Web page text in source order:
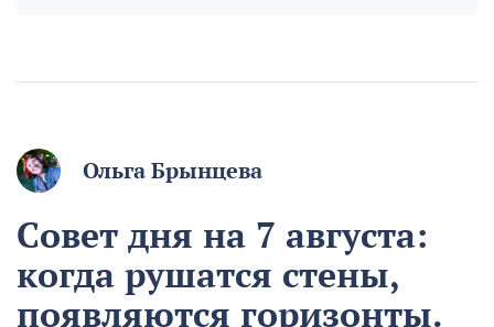
Ольга Брынцева
Совет дня на 7 августа:
когда рушатся стены,
появляются горизонты.